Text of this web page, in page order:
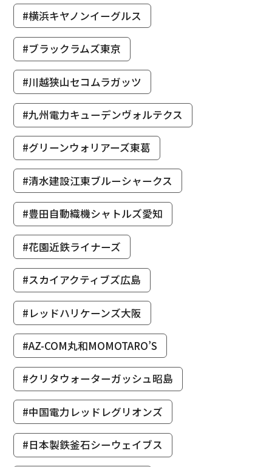
#横浜キヤノンイーグルス
#ブラックラムズ東京
#川越狭山セコムラガッツ
#九州電力キューデンヴォルテクス
#グリーンウォリアーズ東葛
#清水建設江東ブルーシャークス
#豊田自動織機シャトルズ愛知
#花園近鉄ライナーズ
#スカイアクティブズ広島
#レッドハリケーンズ大阪
#AZ-COM丸和MOMOTARO’S
#クリタウォーターガッシュ昭島
#中国電力レッドレグリオンズ
#日本製鉄釜石シーウェイブス